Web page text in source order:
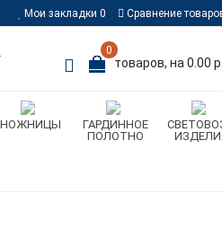
Мои закладки 0 Сравнение
0
товаров, на 0.00 р.
НОЖНИЦЫ
ГАРДИННОЕ
ПОЛОТНО